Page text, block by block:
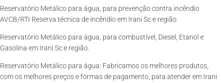
Reservatório Metálico para água, para prevenção contra incêndio
AVCB/RTI Reserva técnica de incêndio em Irani Sc e região.
Reservatório Metálico para água, para combustível, Diesel, Etanol e
Gasolina em Irani Sc e região.
Reservatório Metálico para água: Fabricamos os melhores produtos,
com os melhores preços e formas de pagamento, para atender em Irani